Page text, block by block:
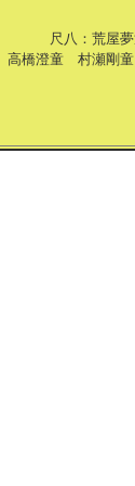
尺八：荒
高橋澄童 村瀬剛